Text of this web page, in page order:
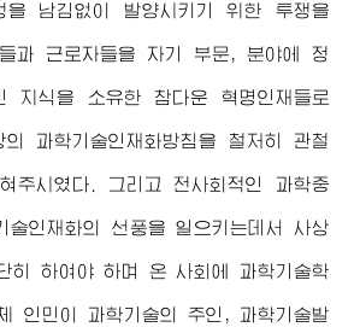
을 남김없이 발양시키기 위한 투쟁을
과 근로자들을 자기 부문, 분야에 정
지식을 소유한 참다운 혁명인재들로
의 과학기술인재화방침을 철저히 관철
주시였다. 그리고 전사회적인 과학중
술인재화의 선풍을 일으키는데서 사상
히 하여야 하며 온 사회에 과학기술학
인민이 과학기술의 주인, 과학기술발